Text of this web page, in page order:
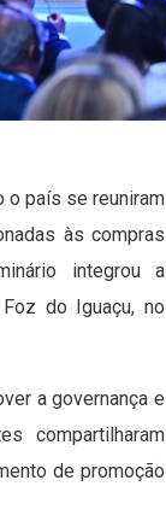
o país se reuniram
às compras
integrou a
do Iguaçu, no
a governança e
compartilharam
de promoção